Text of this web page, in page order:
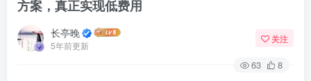
方案，真正实现低费用
长亭晚
5年前更新
关注
63 8